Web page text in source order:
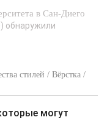
в Сан-Диего
обнаружили
стилей / Вёрстка /
могут